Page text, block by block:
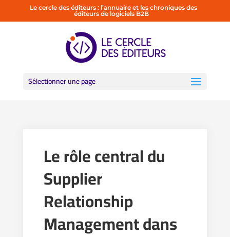
Le cercle des éditeurs : l’annuaire et les chroniques des
éditeurs de logiciels B2B
Sélectionner une page
Le rôle central du
Supplier
Relationship
Management dans